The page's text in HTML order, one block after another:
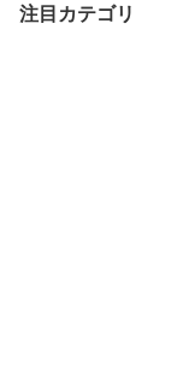
注目カテゴリ